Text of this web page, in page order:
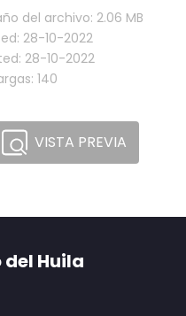
del archivo: 2.06 MB
28-10-2022
28-10-2022
140
VISTA PREVIA
Huila